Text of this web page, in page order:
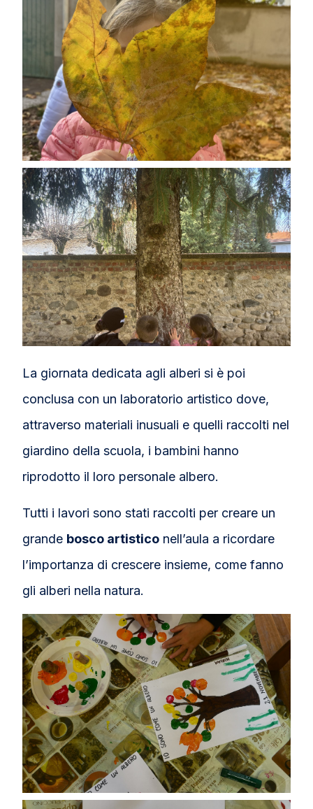
La giornata dedicata agli alberi si è poi
conclusa con un laboratorio artistico dove,
attraverso materiali inusuali e quelli raccolti nel
giardino della scuola, i bambini hanno
riprodotto il loro personale albero.
Tutti i lavori sono stati raccolti per creare un
grande bosco artistico nell’aula a ricordare
l’importanza di crescere insieme, come fanno
gli alberi nella natura.